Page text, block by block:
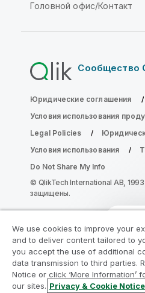
Головной офис/Контакт
Сообщество
Юридические соглашения
Условия использования
Legal Policies
Условия использования
Do Not Share My Info
© QlikTech International AB,
защищены.
Присоединяйтесь к
модернизации
Модернизируйте ваши
We use cookies to improve your
and to deliver content tailored to
you accept the use of additional
data transmission to third parties.
Notice or click ‘More Information’
our sites. Privacy & Cookie Notice